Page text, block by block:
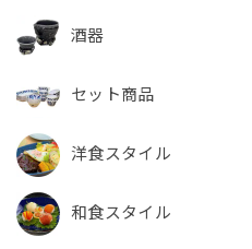
酒器
セット商品
洋食スタイル
和食スタイル